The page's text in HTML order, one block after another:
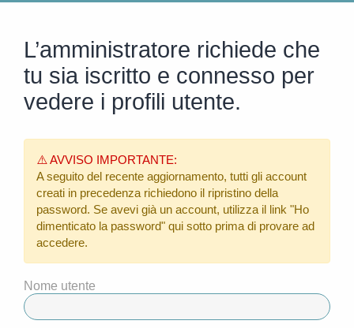
L’amministratore richiede che
tu sia iscritto e connesso per
vedere i profili utente.
⚠️ AVVISO IMPORTANTE:
A seguito del recente aggiornamento, tutti gli account
creati in precedenza richiedono il ripristino della
password. Se avevi già un account, utilizza il link "Ho
dimenticato la password" qui sotto prima di provare ad
accedere.
Nome utente